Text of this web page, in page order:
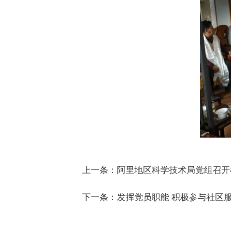
上一条： 阿里地区科学技术局党组召
下一条：发挥党员职能 积极参与社区